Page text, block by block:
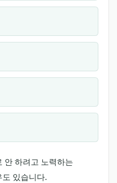
안 하려고 노력하는
있습니다.